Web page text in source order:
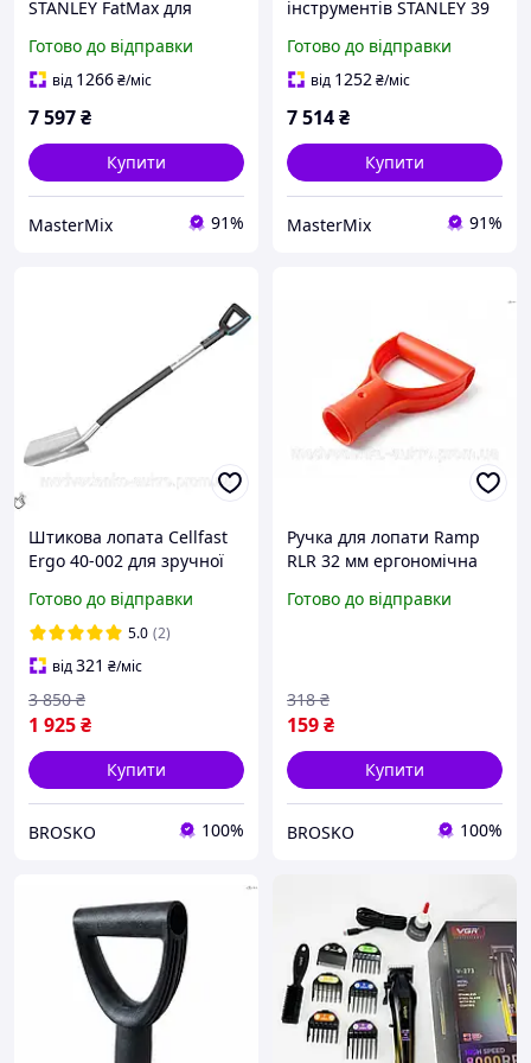
STANLEY FatMax для
електронікою, 6
предметів, ергономічний
Готово до відправки
від 1266₴/міс
7 597₴
Купити
MasterMix 91%
інструментів STANLEY 39
ергономічними
рукоятками для зручності
Готово до відправки
від 1252₴/міс
7 514₴
Купити
MasterMix 91%
Штикова лопата Cellfast
Ergo 40-002 для зручної
ергономічною ручкою
Готово до відправки
5.0 (2)
від321 ₴/міс
1 925₴
3 850 ₴
Купити
BROSKO 100%
Ручка для лопати Ramp
RLR 32 мм ергономічна
роботи в саду
Готово до відправки
159₴
318 ₴
Купити
BROSKO 100%